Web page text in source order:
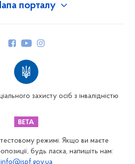
порталу
захисту осіб з інвалідністю
режимі. Якщо ви маєте
будь ласка, напишіть нам:
info@ispf.gov.ua